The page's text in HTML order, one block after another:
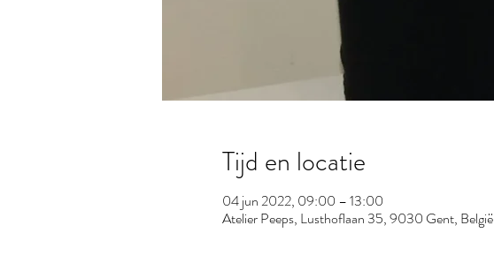
Tijd en locatie
04 jun 2022, 09:00 – 13:00
Atelier Peeps, Lusthoflaan 35, 9030 Gent, België